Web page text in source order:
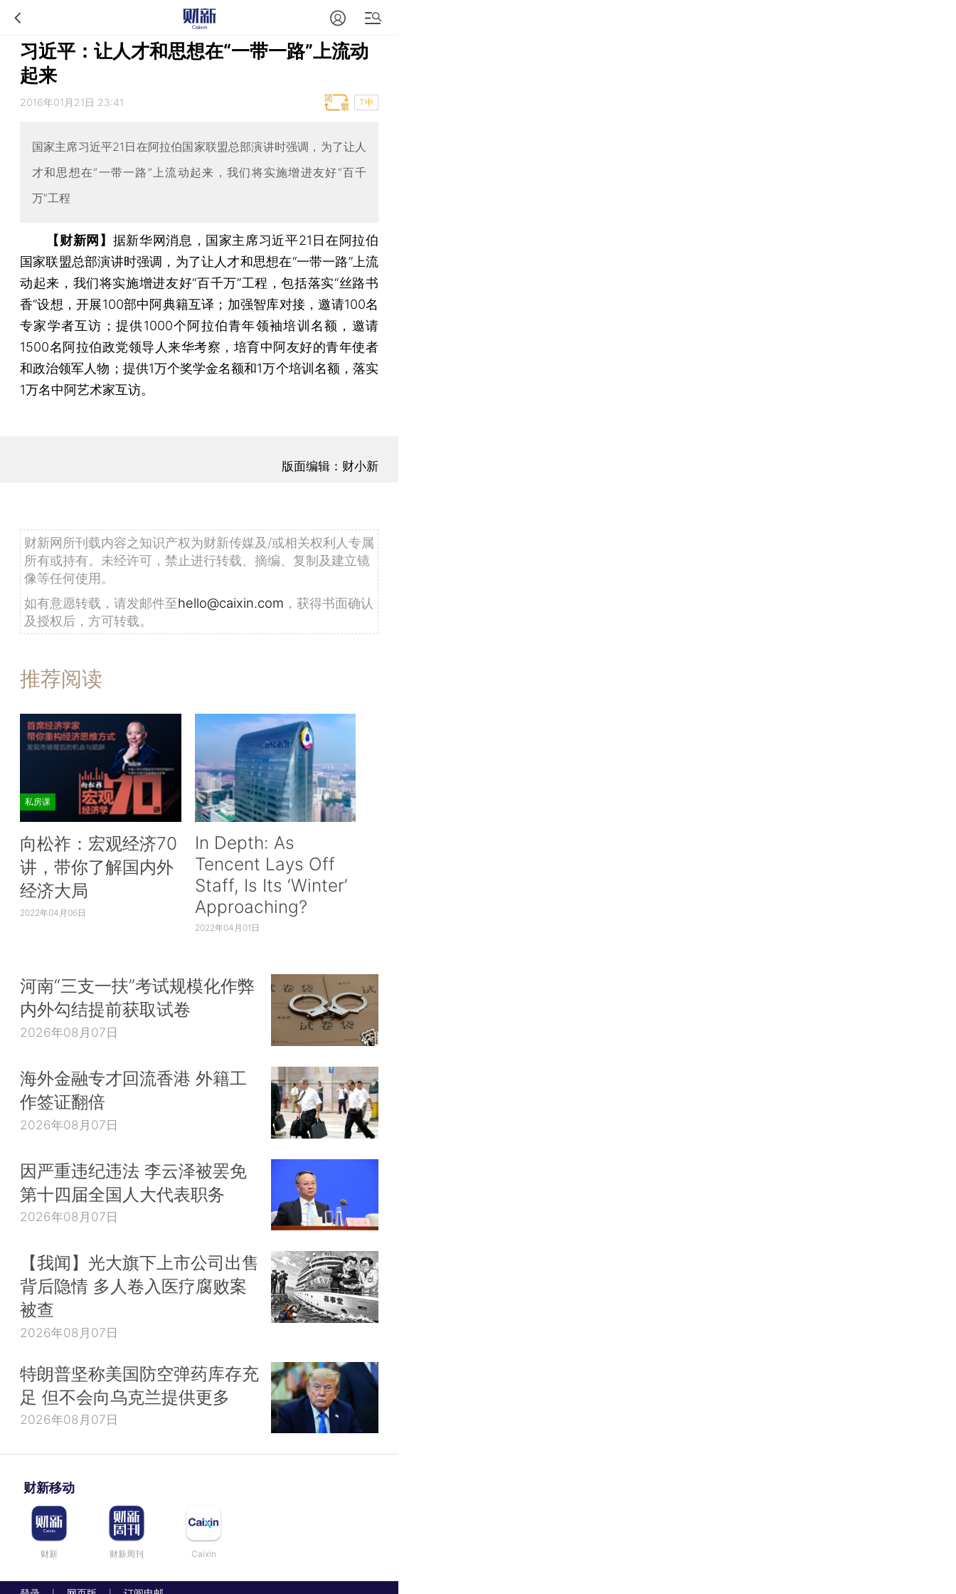
习近平：让人才和思想在“一带一路”上流动
起来
2016年01月21日 23:41 T中
国家主席习近平21日在阿拉伯国家联盟总部演讲时强调，为了让人
才和思想在“一带一路”上流动起来，我们将实施增进友好“百千
万”工程
【财新网】 据新华网消息，国家主席习近平21日在阿拉伯
国家联盟总部演讲时强调，为了让人才和思想在“一带一路”上流
动起来，我们将实施增进友好“百千万”工程，包括落实“丝路书
香”设想，开展100部中阿典籍互译；加强智库对接，邀请100名
专家学者互访；提供1000个阿拉伯青年领袖培训名额，邀请
1500名阿拉伯政党领导人来华考察，培育中阿友好的青年使者
和政治领军人物；提供1万个奖学金名额和1万个培训名额，落实
1万名中阿艺术家互访。
版面编辑：财小新
财新网所刊载内容之知识产权为财新传媒及/或相关权利人专属
所有或持有。未经许可，禁止进行转载、摘编、复制及建立镜
像等任何使用。
如有意愿转载，请发邮件至hello@caixin.com ，获得书面确认
及授权后，方可转载。
推荐阅读
私房课
向松祚：宏观经济70
讲，带你了解国内外
经济大局
2022年04月06日
In Depth: As
Tencent Lays Off
Staff, Is Its ‘Winter’
Approaching?
2022年04月01日
河南“三支一扶”考试规模化作弊
内外勾结提前获取试卷
2026年08月07日
海外金融专才回流香港 外籍工
作签证翻倍
2026年08月07日
因严重违纪违法 李云泽被罢免
第十四届全国人大代表职务
2026年08月07日
【我闻】光大旗下上市公司出售
背后隐情 多人卷入医疗腐败案
被查
2026年08月07日
特朗普坚称美国防空弹药库存充
足 但不会向乌克兰提供更多
2026年08月07日
财新移动
财新 财新周刊 Caixin